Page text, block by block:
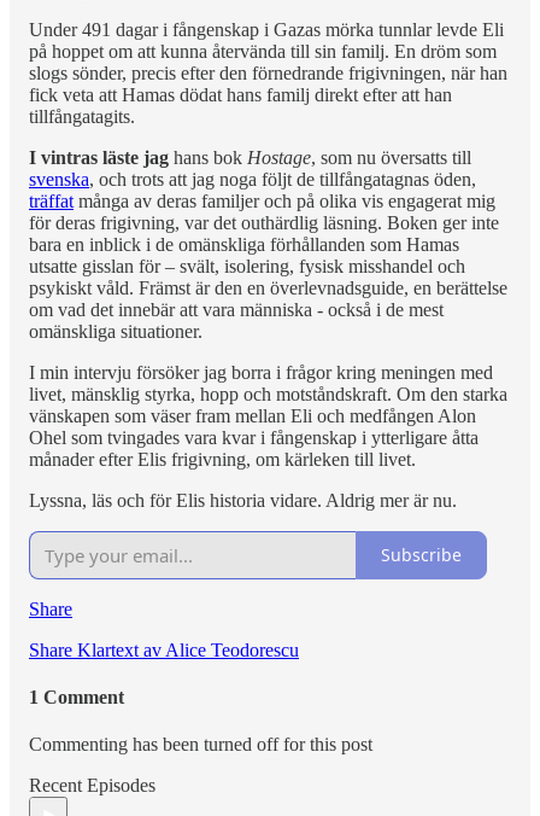
Under 491 dagar i fångenskap i Gazas mörka tunnlar levde Eli
på hoppet om att kunna återvända till sin familj. En dröm som
slogs sönder, precis efter den förnedrande frigivningen, när han
fick veta att Hamas dödat hans familj direkt efter att han
tillfångatagits.
I vintras läste jag hans bok Hostage, som nu översatts till
svenska, och trots att jag noga följt de tillfångatagnas öden,
träffat många av deras familjer och på olika vis engagerat mig
för deras frigivning, var det outhärdlig läsning. Boken ger inte
bara en inblick i de omänskliga förhållanden som Hamas
utsatte gisslan för – svält, isolering, fysisk misshandel och
psykiskt våld. Främst är den en överlevnadsguide, en berättelse
om vad det innebär att vara människa - också i de mest
omänskliga situationer.
I min intervju försöker jag borra i frågor kring meningen med
livet, mänsklig styrka, hopp och motståndskraft. Om den starka
vänskapen som väser fram mellan Eli och medfången Alon
Ohel som tvingades vara kvar i fångenskap i ytterligare åtta
månader efter Elis frigivning, om kärleken till livet.
Lyssna, läs och för Elis historia vidare. Aldrig mer är nu.
Subscribe
Share
Share Klartext av Alice Teodorescu
1 Comment
Commenting has been turned off for this post
Recent Episodes